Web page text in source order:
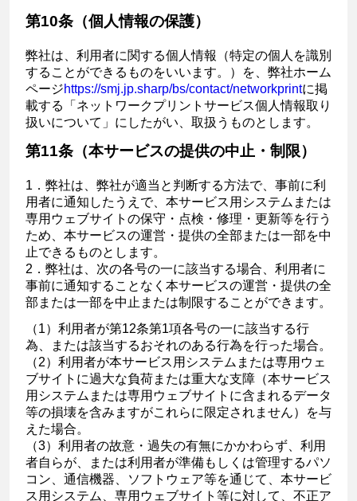
第10条（個人情報の保護）
弊社は、利用者に関する個人情報（特定の個人を識別
することができるものをいいます。）を、弊社ホーム
ページhttps://smj.jp.sharp/bs/contact/networkprintに掲
載する「ネットワークプリントサービス個人情報取り
扱いについて」にしたがい、取扱うものとします。
第11条（本サービスの提供の中止・制限）
1．弊社は、弊社が適当と判断する方法で、事前に利
用者に通知したうえで、本サービス用システムまたは
専用ウェブサイトの保守・点検・修理・更新等を行う
ため、本サービスの運営・提供の全部または一部を中
止できるものとします。
2．弊社は、次の各号の一に該当する場合、利用者に
事前に通知することなく本サービスの運営・提供の全
部または一部を中止または制限することができます。
（1）利用者が第12条第1項各号の一に該当する行
為、または該当するおそれのある行為を行った場合。
（2）利用者が本サービス用システムまたは専用ウェ
ブサイトに過大な負荷または重大な支障（本サービス
用システムまたは専用ウェブサイトに含まれるデータ
等の損壊を含みますがこれらに限定されません）を与
えた場合。
（3）利用者の故意・過失の有無にかかわらず、利用
者自らが、または利用者が準備もしくは管理するパソ
コン、通信機器、ソフトウェア等を通じて、本サービ
ス用システム、専用ウェブサイト等に対して、不正ア